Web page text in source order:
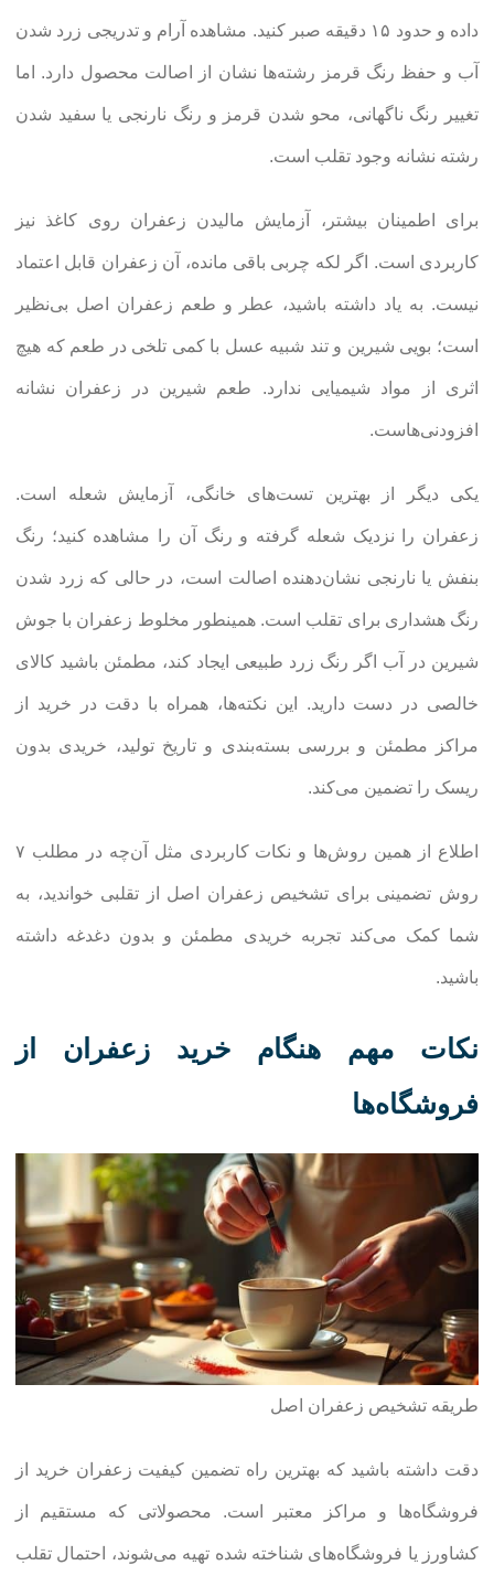
داده و حدود ۱۵ دقیقه صبر کنید. مشاهده آرام و تدریجی زرد شدن
آب و حفظ رنگ قرمز رشته‌ها نشان از اصالت محصول دارد. اما
تغییر رنگ ناگهانی، محو شدن قرمز و رنگ نارنجی یا سفید شدن
رشته نشانه وجود تقلب است.
برای اطمینان بیشتر، آزمایش مالیدن زعفران روی کاغذ نیز
کاربردی است. اگر لکه چربی باقی مانده، آن زعفران قابل اعتماد
نیست. به یاد داشته باشید، عطر و طعم زعفران اصل بی‌نظیر
است؛ بویی شیرین و تند شبیه عسل با کمی تلخی در طعم که هیچ
اثری از مواد شیمیایی ندارد. طعم شیرین در زعفران نشانه
افزودنی‌هاست.
یکی دیگر از بهترین تست‌های خانگی، آزمایش شعله است.
زعفران را نزدیک شعله گرفته و رنگ آن را مشاهده کنید؛ رنگ
بنفش یا نارنجی نشان‌دهنده اصالت است، در حالی که زرد شدن
رنگ هشداری برای تقلب است. همینطور مخلوط زعفران با جوش
شیرین در آب اگر رنگ زرد طبیعی ایجاد کند، مطمئن باشید کالای
خالصی در دست دارید. این نکته‌ها، همراه با دقت در خرید از
مراکز مطمئن و بررسی بسته‌بندی و تاریخ تولید، خریدی بدون
ریسک را تضمین می‌کند.
اطلاع از همین روش‌ها و نکات کاربردی مثل آن‌چه در مطلب ۷
روش تضمینی برای تشخیص زعفران اصل از تقلبی خواندید، به
شما کمک می‌کند تجربه خریدی مطمئن و بدون دغدغه داشته
باشید.
نکات مهم هنگام خرید زعفران از
فروشگاه‌ها
طریقه تشخیص زعفران اصل
دقت داشته باشید که بهترین راه تضمین کیفیت زعفران خرید از
فروشگاه‌ها و مراکز معتبر است. محصولاتی که مستقیم از
کشاورز یا فروشگاه‌های شناخته شده تهیه می‌شوند، احتمال تقلب